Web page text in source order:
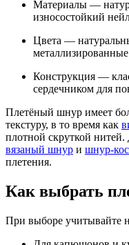
Материалы —
износостойкий
Цвета —
Конструкция —
сердечником для
Плетёный шнур имеет
текстуру, в то время как
плотной скруткой нитей.
вязаный шнур и шнур-
плетения.
Как выбрать
При выборе учитывайте